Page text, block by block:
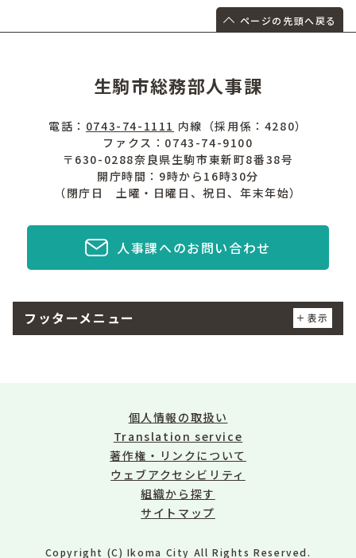
ページの先頭へ戻る
生駒市総務部人事課
電話： 0743-74-1111 内線（採用係：4280）
ファクス：0743-74-9100
〒630-0288奈良県生駒市東新町8番38号
開庁時間：9時から16時30分
（閉庁日 土曜・日曜日、祝日、年末年始）
人事課へのお問い合わせ
フッターメニュー 表示
個人情報の取扱い
Translation service
著作権・リンクについて
ウェブアクセシビリティ
組織から探す
サイトマップ
Copyright (C) Ikoma City All Rights Reserved.